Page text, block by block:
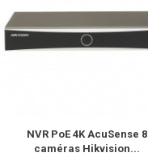
NVR PoE 4K AcuSense 8
caméras Hikvision...